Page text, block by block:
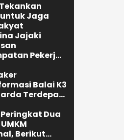
Jaga
Jajaki
Pekerja
Balai K3
Terdepan
KerjaDua
Berikut